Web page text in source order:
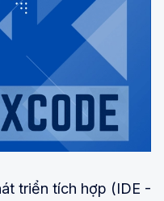
triển tích hợp (IDE -